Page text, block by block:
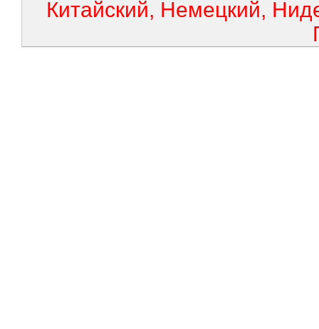
Китайский, Немецкий,